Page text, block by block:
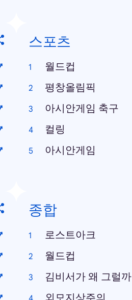
스포츠
월드컵
평창올림픽
아시안게임 축구
컬링
아시안게임
종합
로스트아크
월드컵
김비서가 왜 그럴까